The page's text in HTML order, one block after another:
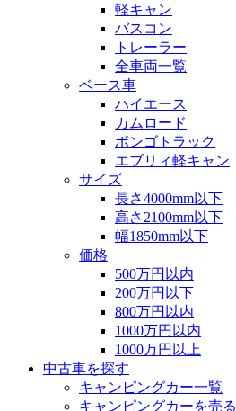
軽キャン
バスコン
トレーラー
全車両一覧
ベース車
ハイエース
カムロード
ボンゴトラック
エブリィ軽キャン
サイズ
長さ4000mm以下
高さ2100mm以下
幅1850mm以下
価格
500万円以内
200万円以下
800万円以内
1000万円以内
1000万円以上
中古車を探す
キャンピングカー一覧
キャンピングカーを売る